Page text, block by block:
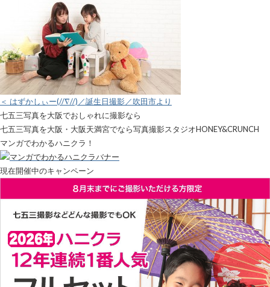
＜ はずかしぃー(//∇//)／誕生日撮影／吹田市より
七五三写真を大阪でおしゃれに撮影なら
七五三写真を大阪・大阪天満宮でなら写真撮影スタジオHONEY&CRUNCH
マンガでわかるハニクラ！
現在開催中のキャンペーン